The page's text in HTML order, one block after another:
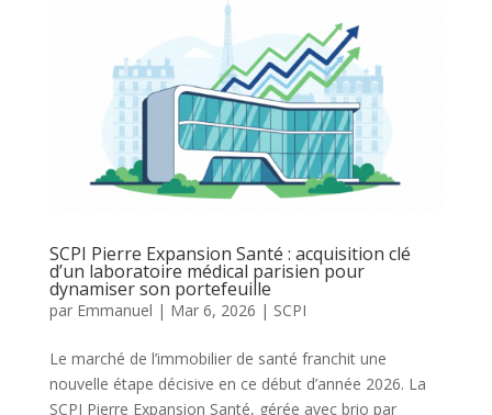
SCPI Pierre Expansion Santé : acquisition clé
d’un laboratoire médical parisien pour
dynamiser son portefeuille
par Emmanuel | Mar 6, 2026 | SCPI
Le marché de l’immobilier de santé franchit une
nouvelle étape décisive en ce début d’année 2026. La
SCPI Pierre Expansion Santé, gérée avec brio par